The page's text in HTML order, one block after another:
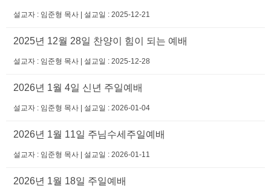
설교자 : 임준형 목사 | 설교일 : 2025-12-21
2025년 12월 28일 찬양이 힘이 되는 예배
설교자 : 임준형 목사 | 설교일 : 2025-12-28
2026년 1월 4일 신년 주일예배
설교자 : 임준형 목사 | 설교일 : 2026-01-04
2026년 1월 11일 주님수세주일예배
설교자 : 임준형 목사 | 설교일 : 2026-01-11
2026년 1월 18일 주일예배